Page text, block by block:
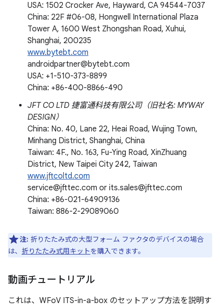
USA: 1502 Crocker Ave, Hayward, CA 94544-7037
China: 22F #06-08, Hongwell International Plaza
Tower A, 1600 West Zhongshan Road, Xuhui,
Shanghai, 200235
www.bytebt.com
androidpartner@bytebt.com
USA: +1-510-373-8899
China: +86-400-8866-490
JFT CO LTD 捷富通科技有限公司（旧社名: MYWAY
DESIGN）
China: No. 40, Lane 22, Heai Road, Wujing Town,
Minhang District, Shanghai, China
Taiwan: 4F., No. 163, Fu-Ying Road, XinZhuang
District, New Taipei City 242, Taiwan
www.jftcoltd.com
service@jfttec.com or its.sales@jfttec.com
China: +86-021-64909136
Taiwan: 886-2-29089060
注: 折りたたみ式の大型フォーム ファクタのデバイスの場合
は、 折りたたみ式用キットを購入できます。
動画チュートリアル
これは、WFoV ITS-in-a-box のセットアップ方法を説明す